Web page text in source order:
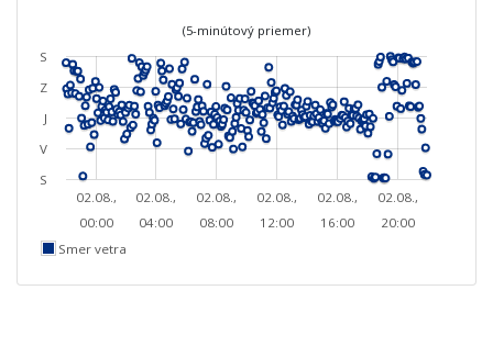
(5-minútový priemer)
02.08.,
00:00
02.08.,
04:00
02.08.,
08:00
02.08.,
12:00
02.08.,
16:00
02.08.,
20:00
S
S
V
J
Z
Smer vetra